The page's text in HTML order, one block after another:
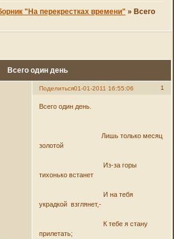
"На перекрестках времени" » Всего
Всего один день
Поделиться 1
01-01-2011 16:55:06
Всего один день.
Лишь только месяц
золотой
Из-за горы
тихонько встанет
И на тебя
украдкой взглянет,-
К тебе я стану
прилетать;